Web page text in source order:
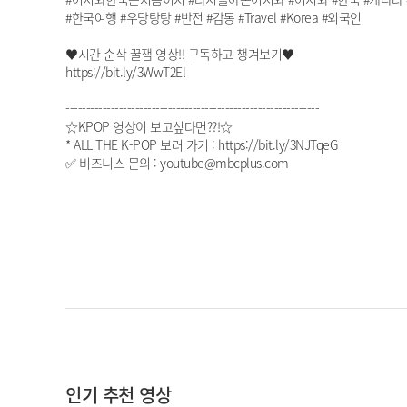
#한국여행 #우당탕탕 #반전 #감동 #Travel #Korea #외국인
♥시간 순삭 꿀잼 영상!! 구독하고 챙겨보기♥
https://bit.ly/3WwT2El
--------------------------------------------------------------
☆KPOP 영상이 보고싶다면??!☆
* ALL THE K-POP 보러 가기 : https://bit.ly/3NJTqeG
✅ 비즈니스 문의 : youtube@mbcplus.com
인기 추천 영상